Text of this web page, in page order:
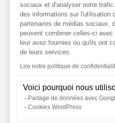
sociaux et d'analyser notre
des informations sur l'utilisation
partenaires de médias sociaux,
peuvent combiner celles-ci
leur avez fournies ou qu'ils ont
de leurs services.
Lire notre politique de
Voici pourquoi nous
Partage de données avec
Cookies WordPress
188, rue
34184
04 67
La vie